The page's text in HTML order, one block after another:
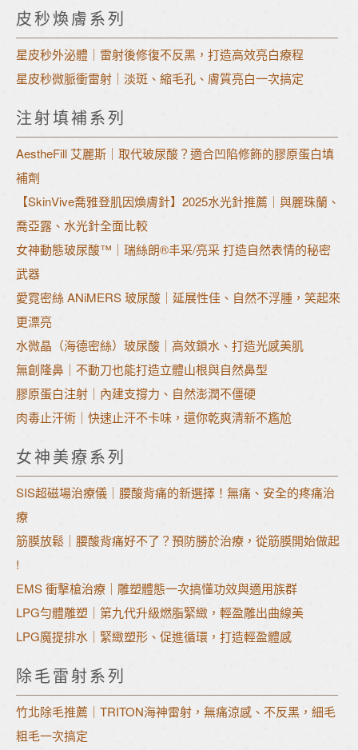
皮秒煥膚系列
星皮秒外泌體｜雷射後修復不反黑，打造高效亮白療程
星皮秒微脈衝雷射｜淡斑、縮毛孔、膚質亮白一次搞定
注射填補系列
AestheFill 艾麗斯｜取代玻尿酸？適合凹陷修飾的膠原蛋白填
補劑
【SkinVive喬雅登肌因煥膚針】2025水光針推薦｜與麗珠蘭、
喬亞露、水光針全面比較
女神動態玻尿酸™｜瑞絲朗®丰采/亮采 打造自然表情的秘密
武器
愛霓密絲 ANiMERS 玻尿酸｜延展性佳、自然不浮腫，笑起來
更漂亮
水微晶（海德密絲）玻尿酸｜高效鎖水、打造光感美肌
無創隆鼻｜不動刀也能打造立體山根與自然鼻型
膠原蛋白注射｜內建支撐力、自然澎潤不僵硬
肉毒止汗術｜快速止汗不卡味，還你乾爽清新不尷尬
女神美療系列
SIS超磁場治療儀｜腰酸背痛的新選擇！無痛、安全的疼痛治
療
筋膜放鬆｜腰酸背痛好不了？預防勝於治療，從筋膜開始做起
!
EMS 衝擊槍治療｜雕塑體態一次搞懂功效與適用族群
LPG勻體雕塑｜第九代升級燃脂緊緻，輕盈雕出曲線美
LPG魔提排水｜緊緻塑形、促進循環，打造輕盈體感
除毛雷射系列
竹北除毛推薦｜TRITON海神雷射，無痛涼感、不反黑，細毛
粗毛一次搞定